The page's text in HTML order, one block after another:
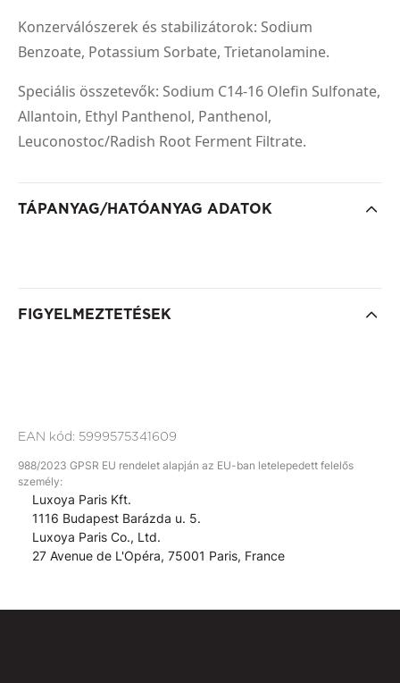
Konzerválószerek és stabilizátorok: Sodium
Benzoate, Potassium Sorbate, Trietanolamine.
Speciális összetevők: Sodium C14-16 Olefin Sulfonate,
Allantoin, Ethyl Panthenol, Panthenol,
Leuconostoc/Radish Root Ferment Filtrate.
TÁPANYAG/HATÓANYAG ADATOK
FIGYELMEZTETÉSEK
EAN kód: 5999575341609
988/2023 GPSR EU rendelet alapján az EU-ban letelepedett felelős
személy:
Luxoya Paris Kft.
1116 Budapest Barázda u. 5.
Luxoya Paris Co., Ltd.
27 Avenue de L'Opéra, 75001 Paris, France